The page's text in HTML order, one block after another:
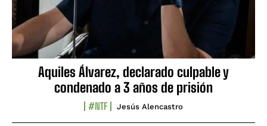
Aquiles Álvarez, declarado culpable y
condenado a 3 años de prisión
#NTF Jesús Alencastro